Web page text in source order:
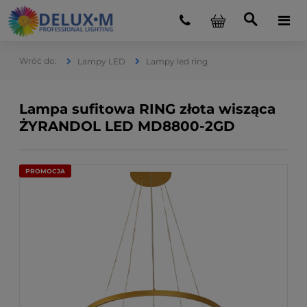
Lampy LED Lampy led ring
Lampa sufitowa RING złota wisząca
ŻYRANDOL LED MD8800-2GD
PROMOCJA